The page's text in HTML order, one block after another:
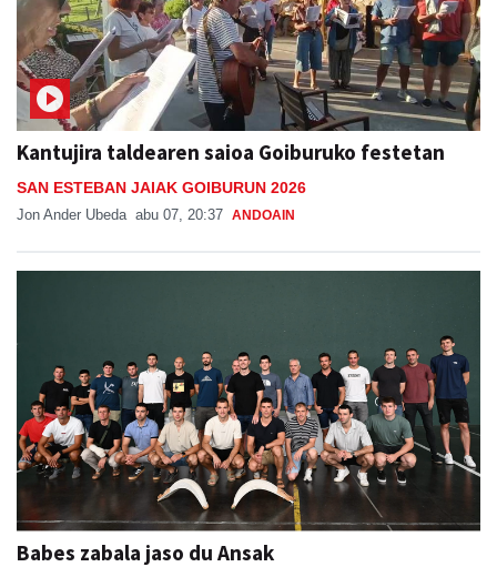
Kantujira taldearen saioa Goiburuko festetan
SAN ESTEBAN JAIAK GOIBURUN 2026
Jon Ander Ubeda abu 07, 20:37 ANDOAIN
Babes zabala jaso du Ansak